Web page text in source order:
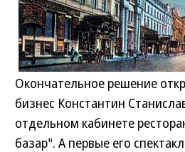
Окончательное решение
бизнес Константин
отдельном кабинете
базар". А первые его